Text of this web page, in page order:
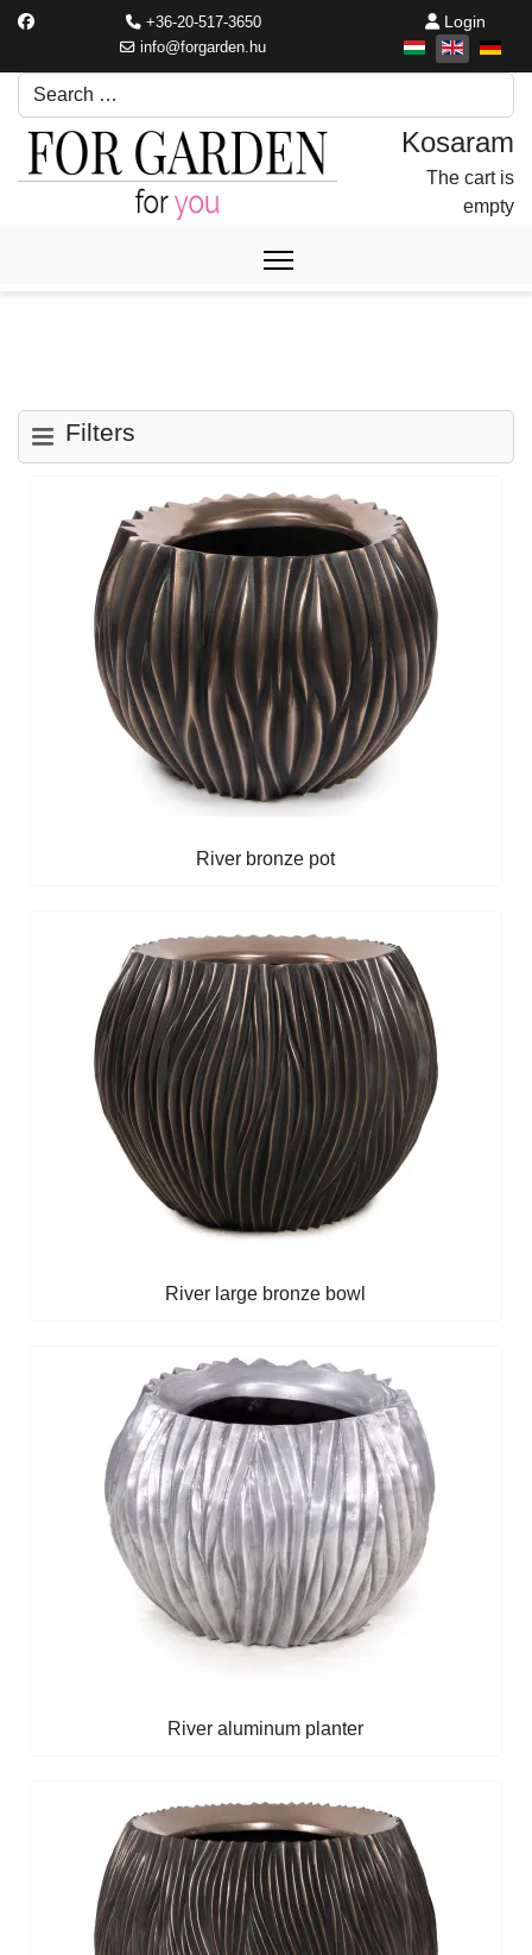
+36-20-517-3650
info@forgarden.hu
Login
Search
Írjon be egy keresési kifejezést.
The cart is
empty
Filters
River bronze pot
River large bronze bowl
River aluminum planter